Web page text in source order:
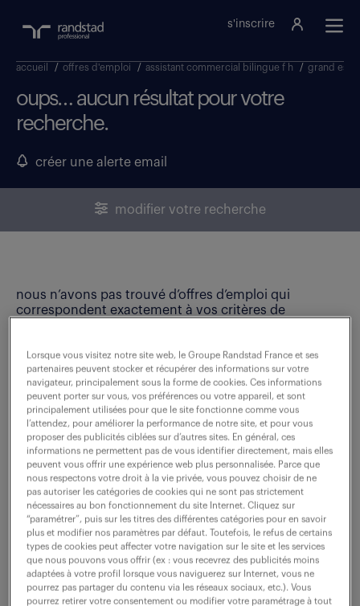
s'inscrire
accueil / offres d'emploi / assistant commercial bilingue f h / grand est
oups… aucun résultat pour votre
recherche.
créer une alerte email
modifier votre recherche
nous n’avons pas trouvé d’offres d’emploi qui
correspondent exactement à vos critères de
ne ratez aucune
opportunité.
recevez chaque semaine par mail les offres qui
correspondent à votre dernière recherche.
créer une alerte
Lorsque vous visitez notre site web, le Groupe Randstad France et ses
partenaires peuvent stocker et récupérer des informations sur votre
navigateur, principalement sous la forme de cookies. Ces informations
peuvent porter sur vous, vos préférences ou votre appareil, et sont
principalement utilisées pour que le site fonctionne comme vous
l’attendez, pour améliorer la performance de notre site, et pour vous
proposer des publicités ciblées sur d’autres sites. En général, ces
informations ne permettent pas de vous identifier directement, mais elles
peuvent vous offrir une expérience web plus personnalisée. Parce que
nous respectons votre droit à la vie privée, vous pouvez choisir de ne
pas autoriser les catégories de cookies qui ne sont pas strictement
nécessaires au bon fonctionnement du site Internet. Cliquez sur
“paramétrer”, puis sur les titres des différentes catégories pour en savoir
plus et modifier nos paramètres par défaut. Toutefois, le refus de certains
types de cookies peut affecter votre navigation sur le site et les services
que nous pouvons vous offrir (ex : vous recevrez des publicités moins
adaptées à votre profil lorsque vous naviguerez sur Internet, vous ne
pourrez pas partager du contenu via les réseaux sociaux, etc.). Vous
pourrez retirer votre consentement ou modifier votre paramétrage à tout